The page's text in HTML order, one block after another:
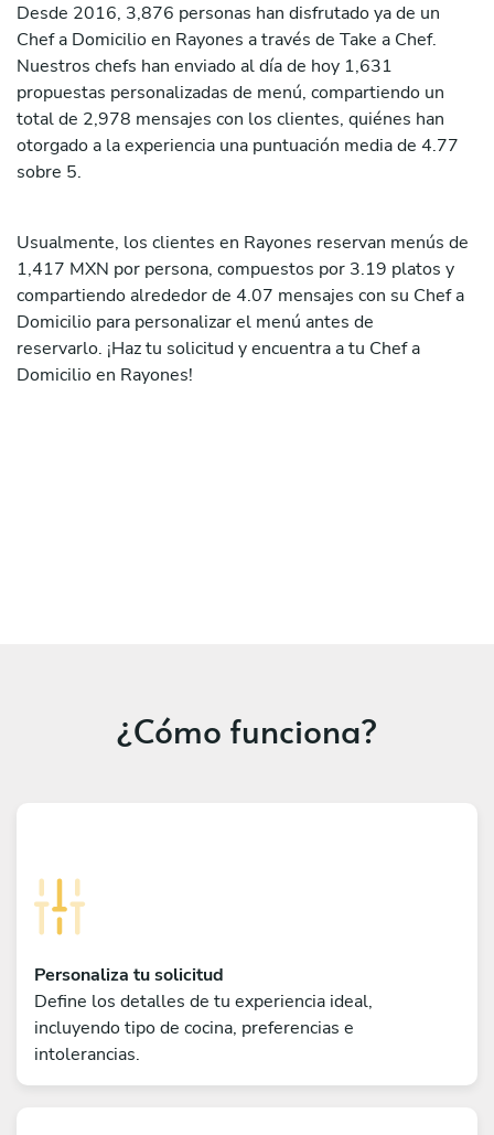
Desde 2016, 3,876 personas han disfrutado ya de un
Chef a Domicilio en Rayones a través de Take a Chef.
Nuestros chefs han enviado al día de hoy 1,631
propuestas personalizadas de menú, compartiendo un
total de 2,978 mensajes con los clientes, quiénes han
otorgado a la experiencia una puntuación media de 4.77
sobre 5.
Usualmente, los clientes en Rayones reservan menús de
1,417 MXN por persona, compuestos por 3.19 platos y
compartiendo alrededor de 4.07 mensajes con su Chef a
Domicilio para personalizar el menú antes de
reservarlo. ¡Haz tu solicitud y encuentra a tu Chef a
Domicilio en Rayones!
¿Cómo funciona?
Personaliza tu solicitud
Define los detalles de tu experiencia ideal,
incluyendo tipo de cocina, preferencias e
intolerancias.